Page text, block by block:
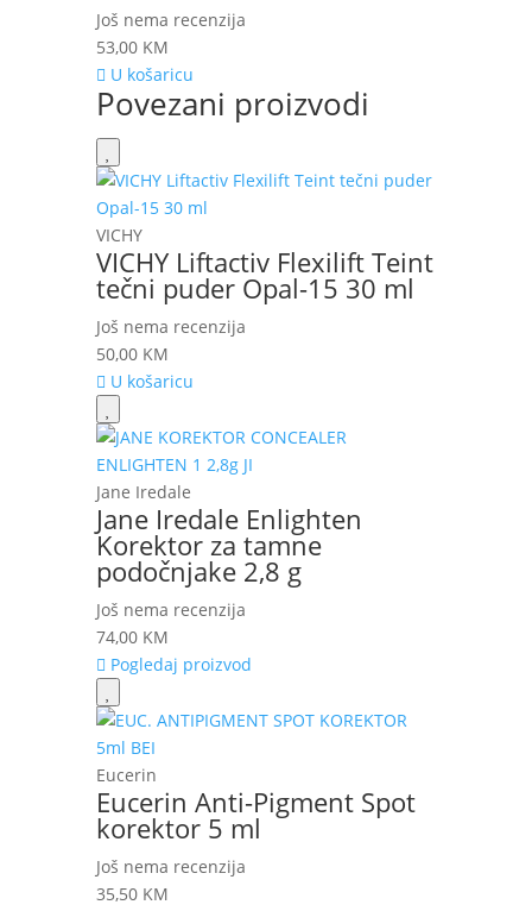
Još nema recenzija
53,00 KM
U košaricu
Povezani proizvodi
VICHY
VICHY Liftactiv Flexilift Teint
tečni puder Opal-15 30 ml
Još nema recenzija
50,00 KM
U košaricu
Jane Iredale
Jane Iredale Enlighten
Korektor za tamne
podočnjake 2,8 g
Još nema recenzija
74,00 KM
Pogledaj proizvod
Eucerin
Eucerin Anti-Pigment Spot
korektor 5 ml
Još nema recenzija
35,50 KM